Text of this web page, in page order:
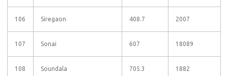
106 Siregaon 408.7 2007
107 Sonai 607 18089
108 Soundala 705.3 1882